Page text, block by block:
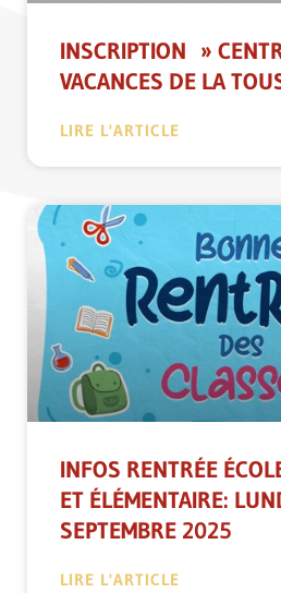
INSCRIPTION »
VACANCES DE LA
LIRE L'ARTICLE
INFOS RENTRÉE
ET ÉLÉMENTAIRE:
SEPTEMBRE 2025
LIRE L'ARTICLE